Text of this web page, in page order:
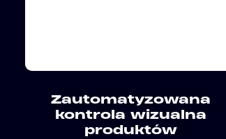
Zautomatyzowana
kontrola wizualna
produktów